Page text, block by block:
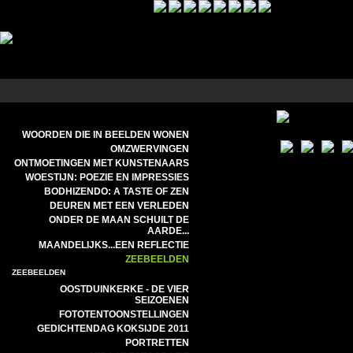
WOORDEN DIE IN BEELDEN WONEN
OMZWERVINGEN
ONTMOETINGEN MET KUNSTENAARS
WOESTIJN: POEZIE EN IMPRESSIES
BODHIZENDO: A TASTE OF ZEN
DEUREN MET EEN VERLEDEN
ONDER DE MAAN SCHUILT DE
AARDE...
MAANDELIJKS...EEN REFLECTIE
ZEEBEELDEN
ZEEBEELDEN
OOSTDUINKERKE - DE VIER
SEIZOENEN
FOTOTENTOONSTELLINGEN
GEDICHTENDAG KOKSIJDE 2011
PORTRETTEN